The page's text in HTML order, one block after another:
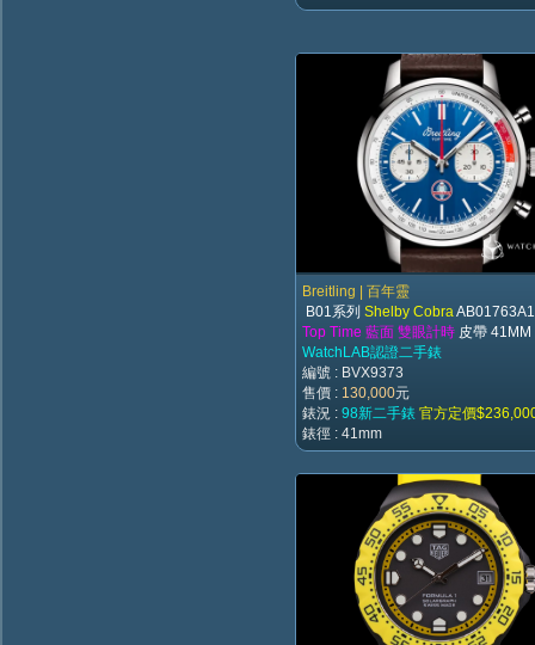
Breitling | 百年靈
B01系列 Shelby Cobra
Top Time 藍面 雙眼計時 皮帶
WatchLAB認證二手錶
編號 : BVX9373
售價 : 130,000元
錶況 : 98新二手錶 官方定價
錶徑 : 41mm